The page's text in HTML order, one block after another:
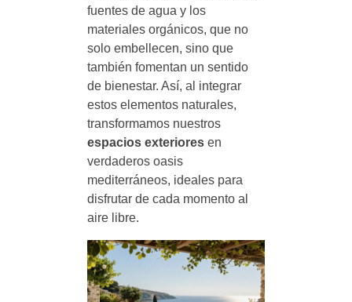
fuentes de agua y los
materiales orgánicos, que no
solo embellecen, sino que
también fomentan un sentido
de bienestar. Así, al integrar
estos elementos naturales,
transformamos nuestros
espacios exterioresen
verdaderos oasis
mediterráneos, ideales para
disfrutar de cada momento al
aire libre.